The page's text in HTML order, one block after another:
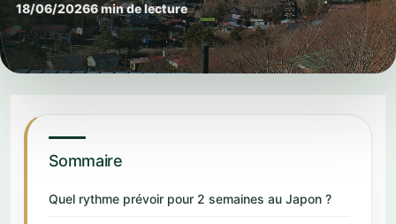
18/06/20266 min de lecture
Sommaire
Quel rythme prévoir pour 2 semaines au Japon ?